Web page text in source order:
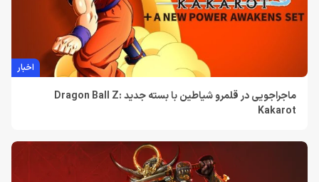
اخبار
ماجراجویی در قلمرو شیاطین با بسته جدید Dragon Ball Z:
Kakarot